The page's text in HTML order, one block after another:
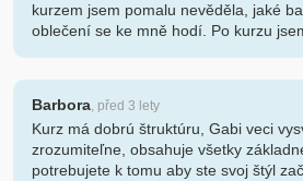
kurzem jsem pomalu nevěděla, jaké
oblečení se ke mně hodí. Po kurzu
Barbora, před 3 lety
Kurz má dobrú štruktúru, Gabi veci
zrozumiteľne, obsahuje všetky
potrebujete k tomu aby ste svoj štýl